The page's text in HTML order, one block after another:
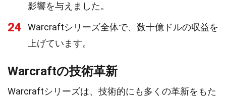
影響を与えました。
24
Warcraftシリーズ全体で、数十億ドルの収益を
上げています。
Warcraftの技術革新
Warcraftシリーズは、技術的にも多くの革新をもた